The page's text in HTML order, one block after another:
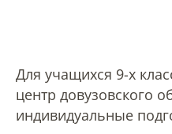
Ректорат
Для учащихся 9-х
центр довузовского
индивидуальные